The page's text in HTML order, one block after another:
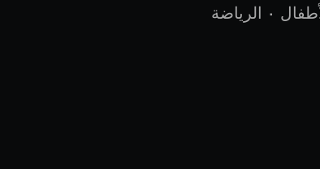
• الرياضة